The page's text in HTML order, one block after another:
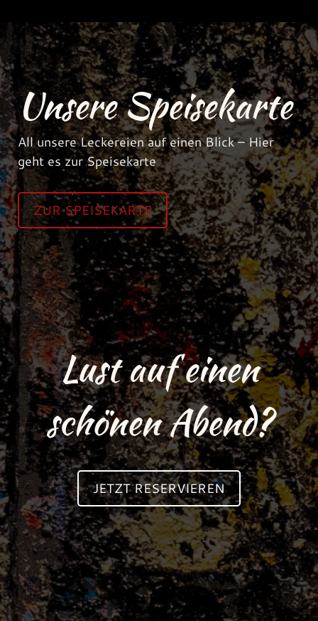
Unsere Speisekarte
All unsere Leckereien auf einen Blick – Hier
geht es zur Speisekarte
ZUR SPEISEKARTE
Lust auf einen
schönen Abend?
JETZT RESERVIEREN